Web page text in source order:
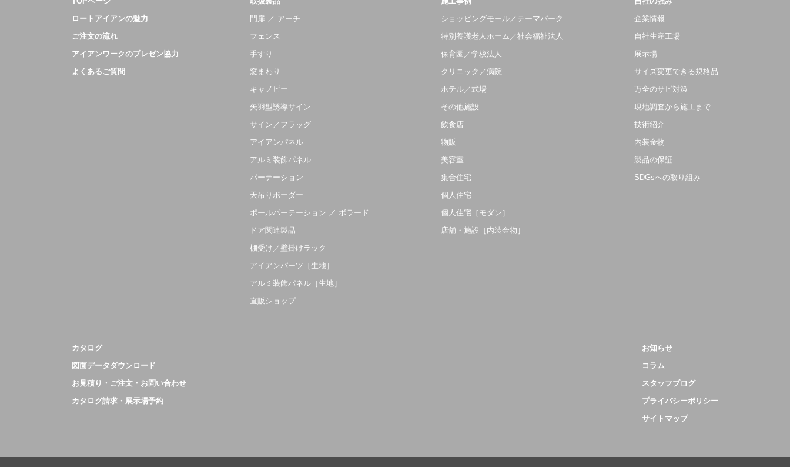
ロートアイアンの魅力
ご注文の流れ
アイアンワークのプレゼン協力
よくあるご質問
門扉 ／ アーチ
フェンス
手すり
窓まわり
キャノピー
矢羽型誘導サイン
サイン／フラッグ
アイアンパネル
アルミ装飾パネル
パーテーション
天吊りボーダー
ポールパーテーション ／ ボラード
ドア関連製品
棚受け／壁掛けラック
アイアンパーツ［生地］
アルミ装飾パネル［生地］
直販ショップ
ショッピングモール／テーマパーク
特別養護老人ホーム／社会福祉法人
保育園／学校法人
クリニック／病院
ホテル／式場
その他施設
飲食店
物販
美容室
集合住宅
個人住宅
個人住宅［モダン］
店舗・施設［内装金物］
企業情報
自社生産工場
展示場
サイズ変更できる規格品
万全のサビ対策
現地調査から施工まで
技術紹介
内装金物
製品の保証
SDGsへの取り組み
カタログ
図面データダウンロード
お見積り・ご注文・お問い合わせ
カタログ請求・展示場予約
お知らせ
コラム
スタッフブログ
プライバシーポリシー
サイトマップ